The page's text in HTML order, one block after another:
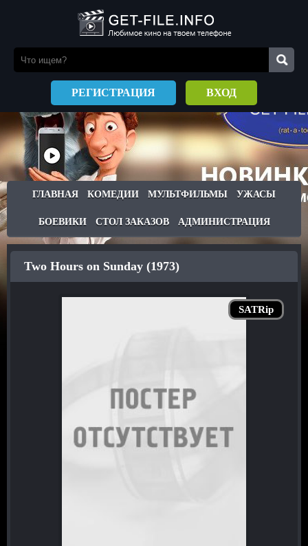
РЕГИСТРАЦИЯ ВХОД
ГЛАВНАЯ КОМЕДИИ МУЛЬТФИЛЬМЫ УЖАСЫ
БОЕВИКИ СТОЛ ЗАКАЗОВ АДМИНИСТРАЦИЯ
SATRip
Two Hours on Sunday (1973)